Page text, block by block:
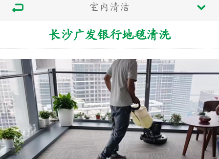
室内清洁
长沙广发银行地毯清洗